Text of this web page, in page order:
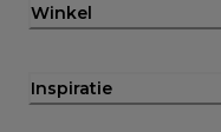
Winkel
Inspiratie